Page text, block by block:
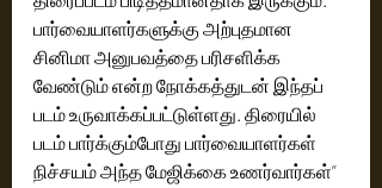
பார்வையாளர்களுக்கு அற்புதமான
சினிமா அனுபவத்தை பரிசளிக்க
வேண்டும் என்ற நோக்கத்துடன் இந்தப்
படம் உருவாக்கப்பட்டுள்ளது. திரையில்
படம் பார்க்கும்போது பார்வையாளர்கள்
நிச்சயம் அந்த மேஜிக்கை உணர்வார்கள்”